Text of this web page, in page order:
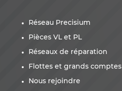
Réseau Precisium
Pièces VL et PL
Réseaux de réparation
Flottes et grands comptes
Nous rejoindre